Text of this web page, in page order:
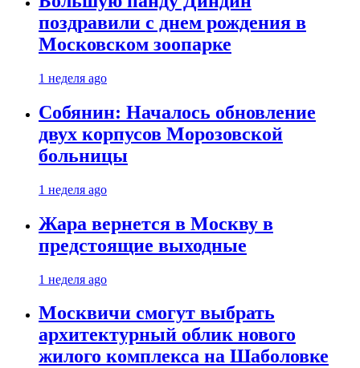
поздравили с днем рождения в
Московском зоопарке
1 неделя ago
Собянин: Началось обновление
двух корпусов Морозовской
больницы
1 неделя ago
Жара вернется в Москву в
предстоящие выходные
1 неделя ago
Москвичи смогут выбрать
архитектурный облик нового
жилого комплекса на Шаболовке